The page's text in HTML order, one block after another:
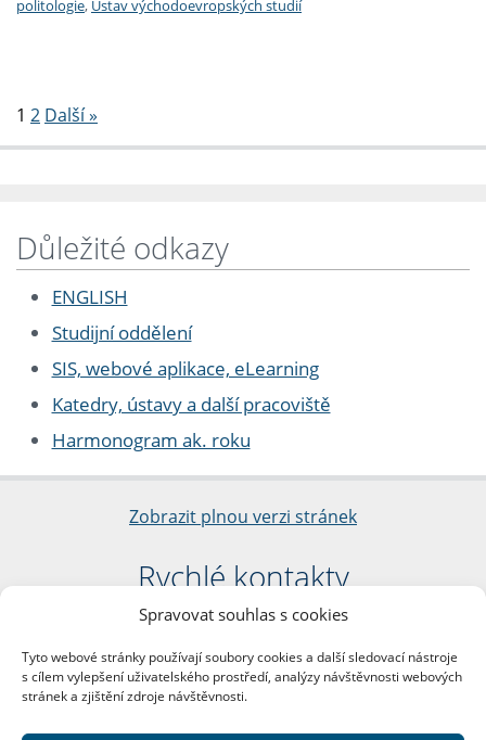
Spravovat souhlas s cookies
Tyto webové stránky používají soubory cookies a další sledovací nástroje
s cílem vylepšení uživatelského prostředí, analýzy návštěvnosti webových
stránek a zjištění zdroje návštěvnosti.
politologie, Ústav východoevropských studií
1 2 Další »
Důležité odkazy
ENGLISH
Studijní oddělení
SIS, webové aplikace, eLearning
Katedry, ústavy a další pracoviště
Harmonogram ak. roku
Zobrazit plnou verzi stránek
Rychlé kontakty
Filozofická fakulta
nám. Jana Palacha 1/2
116 38 Praha 1